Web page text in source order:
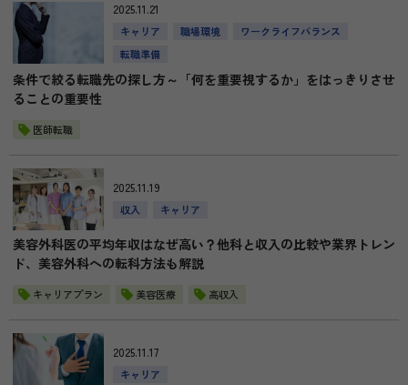
2025.11.21
キャリア 職場環境
ワークライフバランス
転職準備
条件で絞る転職先の探し方～「何を重要視するか」をはっきりさせ
ることの重要性
医師転職
2025.11.19
収入 キャリア
美容外科医の平均年収はなぜ高い？他科と収入の比較や業界トレン
ド、美容外科への転科方法も解説
キャリアプラン 美容医療 高収入
2025.11.17
キャリア